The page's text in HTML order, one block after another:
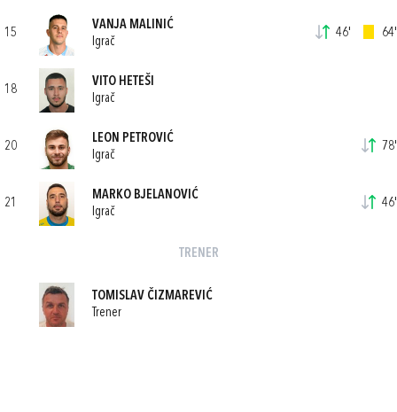
15
VANJA MALINIĆ
Igrač
46' 64'
18
VITO HETEŠI
Igrač
20
LEON PETROVIĆ
Igrač
78'
21
MARKO BJELANOVIĆ
Igrač
46'
TRENER
TOMISLAV ČIZMAREVIĆ
Trener